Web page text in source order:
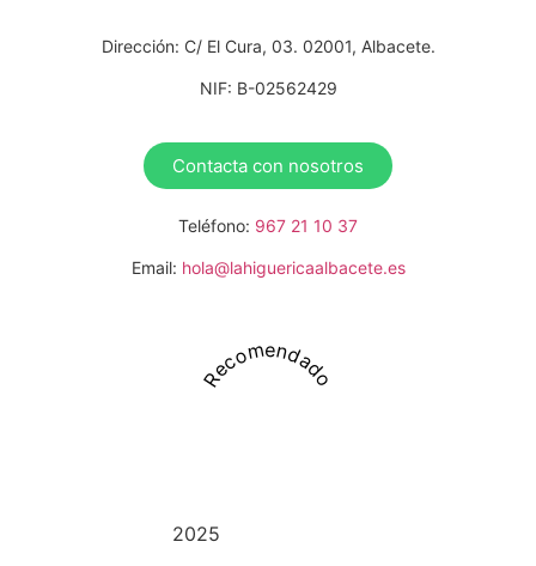
Dirección: C/ El Cura, 03. 02001, Albacete.
NIF: B-02562429
Contacta con nosotros
Teléfono: 967 21 10 37
Email: hola@lahiguericaalbacete.es
Recomendado
2025